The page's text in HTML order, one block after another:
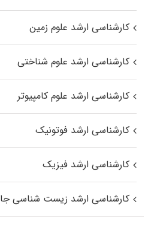
کارشناسی ارشد علوم زمین
کارشناسی ارشد علوم شناختی
کارشناسی ارشد علوم کامپیوتر
کارشناسی ارشد فوتونیک
کارشناسی ارشد فیزیک
کارشناسی ارشد زیست‌ شناسی